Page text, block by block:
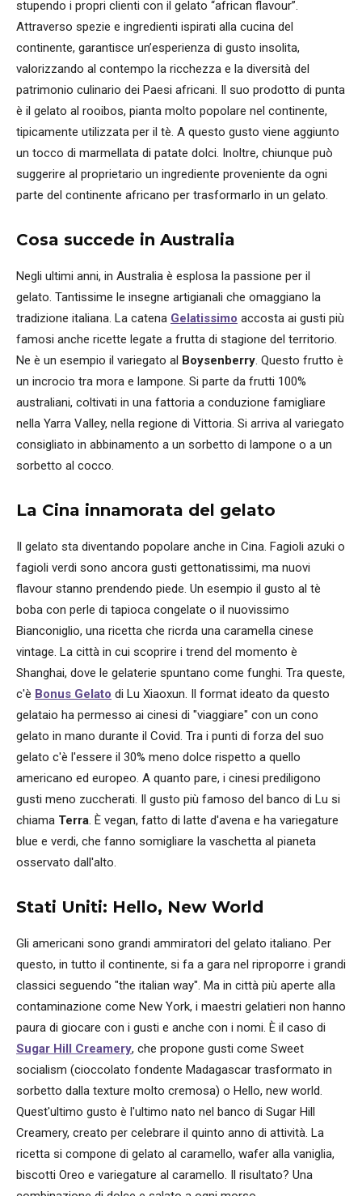
stupendo i propri clienti con il gelato “african flavour”.
Attraverso spezie e ingredienti ispirati alla cucina del
continente, garantisce un’esperienza di gusto insolita,
valorizzando al contempo la ricchezza e la diversità del
patrimonio culinario dei Paesi africani. Il suo prodotto di punta
è il gelato al rooibos, pianta molto popolare nel continente,
tipicamente utilizzata per il tè. A questo gusto viene aggiunto
un tocco di marmellata di patate dolci. Inoltre, chiunque può
suggerire al proprietario un ingrediente proveniente da ogni
parte del continente africano per trasformarlo in un gelato.
Cosa succede in Australia
Negli ultimi anni, in Australia è esplosa la passione per il
gelato. Tantissime le insegne artigianali che omaggiano la
tradizione italiana. La catena Gelatissimo accosta ai gusti più
famosi anche ricette legate a frutta di stagione del territorio.
Ne è un esempio il variegato al Boysenberry. Questo frutto è
un incrocio tra mora e lampone. Si parte da frutti 100%
australiani, coltivati in una fattoria a conduzione famigliare
nella Yarra Valley, nella regione di Vittoria. Si arriva al variegato
consigliato in abbinamento a un sorbetto di lampone o a un
sorbetto al cocco.
La Cina innamorata del gelato
Il gelato sta diventando popolare anche in Cina. Fagioli azuki o
fagioli verdi sono ancora gusti gettonatissimi, ma nuovi
flavour stanno prendendo piede. Un esempio il gusto al tè
boba con perle di tapioca congelate o il nuovissimo
Bianconiglio, una ricetta che ricrda una caramella cinese
vintage. La città in cui scoprire i trend del momento è
Shanghai, dove le gelaterie spuntano come funghi. Tra queste,
c'è Bonus Gelato di Lu Xiaoxun. Il format ideato da questo
gelataio ha permesso ai cinesi di "viaggiare" con un cono
gelato in mano durante il Covid. Tra i punti di forza del suo
gelato c'è l'essere il 30% meno dolce rispetto a quello
americano ed europeo. A quanto pare, i cinesi prediligono
gusti meno zuccherati. Il gusto più famoso del banco di Lu si
chiama Terra. È vegan, fatto di latte d'avena e ha variegature
blue e verdi, che fanno somigliare la vaschetta al pianeta
osservato dall'alto.
Stati Uniti: Hello, New World
Gli americani sono grandi ammiratori del gelato italiano. Per
questo, in tutto il continente, si fa a gara nel riproporre i grandi
classici seguendo "the italian way". Ma in città più aperte alla
contaminazione come New York, i maestri gelatieri non hanno
paura di giocare con i gusti e anche con i nomi. È il caso di
Sugar Hill Creamery, che propone gusti come Sweet
socialism (cioccolato fondente Madagascar trasformato in
sorbetto dalla texture molto cremosa) o Hello, new world.
Quest'ultimo gusto è l'ultimo nato nel banco di Sugar Hill
Creamery, creato per celebrare il quinto anno di attività. La
ricetta si compone di gelato al caramello, wafer alla vaniglia,
biscotti Oreo e variegature al caramello. Il risultato? Una